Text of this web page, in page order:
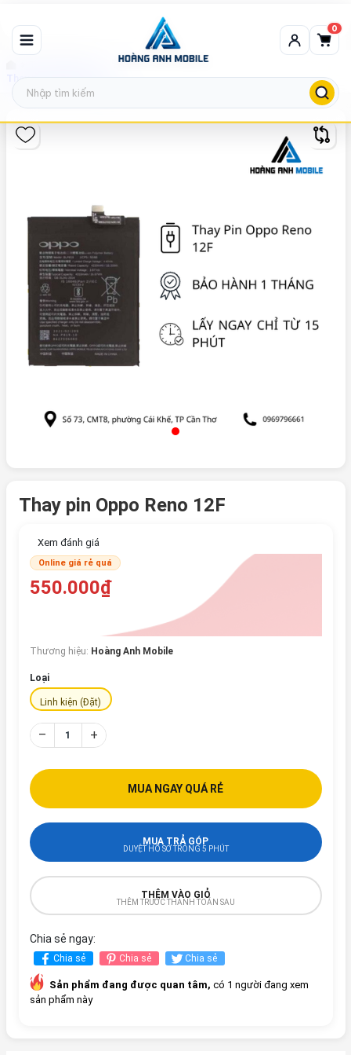
0
Thay pin Oppo Reno 12F
Thay pin Oppo Reno 12F
Xem đánh giá
Online giá rẻ quá
550.000₫
Thương hiệu: Hoàng Anh Mobile
Loại
Linh kiện (Đặt)
– +
MUA NGAY QUÁ RẺ
MUA TRẢ GÓP
DUYỆT HỒ SƠ TRONG 5 PHÚT
THÊM VÀO GIỎ
THÊM TRƯỚC THANH TOÁN SAU
Chia sẻ ngay:
Chia sẻ Chia sẻ Chia sẻ
Sản phẩm đang được quan tâm, có 1 người đang xem
sản phẩm này